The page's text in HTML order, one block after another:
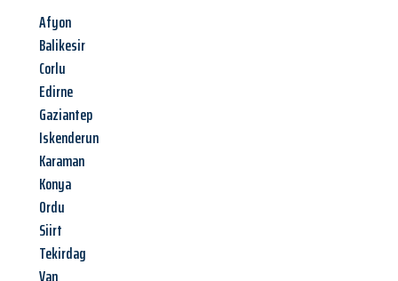
Afyon
Balikesir
Corlu
Edirne
Gaziantep
Iskenderun
Karaman
Konya
Ordu
Siirt
Tekirdag